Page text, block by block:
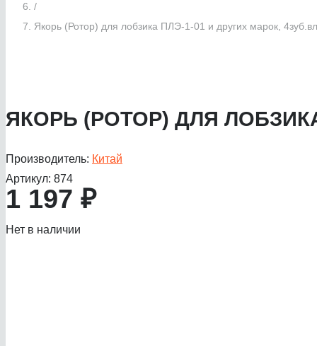
/
Якорь (Ротор) для лобзика ПЛЭ-1-01 и других марок,
ЯКОРЬ (РОТОР) ДЛЯ
Производитель: Китай
Артикул: 874
1 197 ₽
Нет в наличии